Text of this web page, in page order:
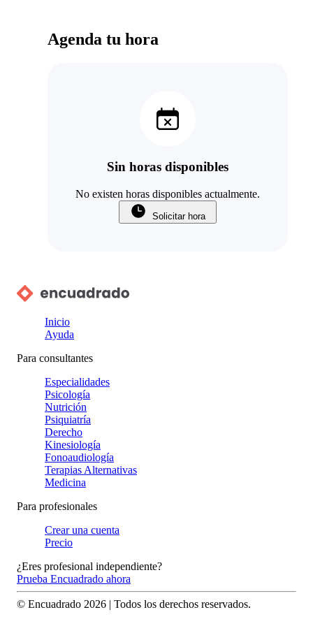
Agenda tu hora
Sin horas disponibles
No existen horas disponibles actualmente.
Solicitar hora
Inicio
Ayuda
Para consultantes
Especialidades
Psicología
Nutrición
Psiquiatría
Derecho
Kinesiología
Fonoaudiología
Terapias Alternativas
Medicina
Para profesionales
Crear una cuenta
Precio
¿Eres profesional independiente?
Prueba Encuadrado ahora
© Encuadrado 2026 | Todos los derechos reservados.